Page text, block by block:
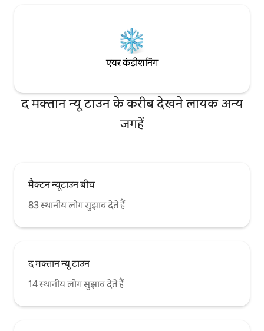
एयर कंडीशनिंग
द मक्तान न्यू टाउन के करीब देखने लायक अन्य
जगहें
मैक्टन न्यूटाउन बीच
83 स्थानीय लोग सुझाव देते हैं
द मक्तान न्यू टाउन
14 स्थानीय लोग सुझाव देते हैं